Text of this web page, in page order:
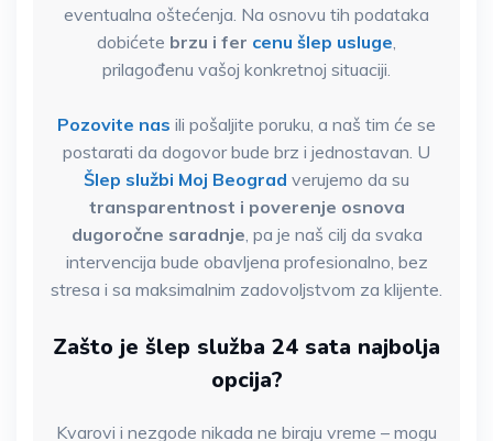
eventualna oštećenja. Na osnovu tih podataka
dobićete brzu i fer cenu šlep usluge,
prilagođenu vašoj konkretnoj situaciji.
Pozovite nas ili pošaljite poruku, a naš tim će se
postarati da dogovor bude brz i jednostavan. U
Šlep službi Moj Beograd verujemo da su
transparentnost i poverenje osnova
dugoročne saradnje, pa je naš cilj da svaka
intervencija bude obavljena profesionalno, bez
stresa i sa maksimalnim zadovoljstvom za klijente.
Zašto je šlep služba 24 sata najbolja
opcija?
Kvarovi i nezgode nikada ne biraju vreme – mogu